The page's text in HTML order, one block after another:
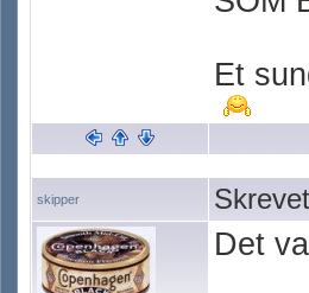
Et
skipper
Det